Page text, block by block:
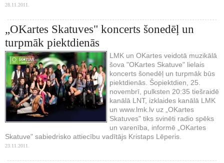
28.11.2011.
„OKartes Skatuves" koncerts šonedēļ un
turpmāk piektdienās
LMK un OKartes veidotā muzikālā
šova "OKartes Skatuve" lielais
koncerts šonedēļ un turpmāk būs
piektdienās. Šopiektdien, 25.
novembrī, pulksten 20:35 tiešraidē
kanālā LNT, izklaides kanālā LMK
un www.lmk.lv uz „OKartes
Skatuves" tiks svinēti radio spēks
un varenība, informē „OKartes
Skatuve" sabiedrisko attiecību vadītājs Kristaps Lēperis.
23.11.2011.